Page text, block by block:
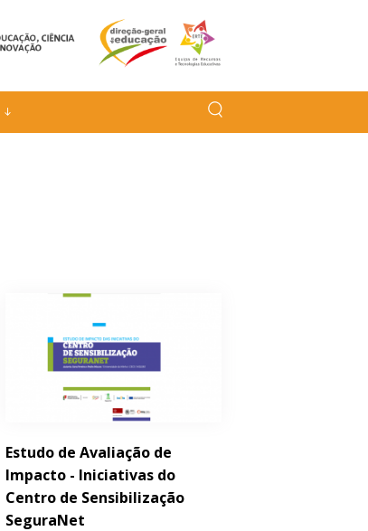
Estudo de Avaliação de
Impacto - Iniciativas do
Centro de Sensibilização
SeguraNet